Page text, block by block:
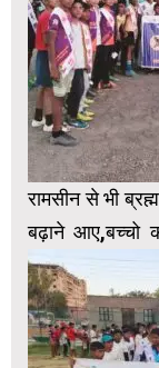
रामसीन से भी
बढ़ाने आए,बच्चो